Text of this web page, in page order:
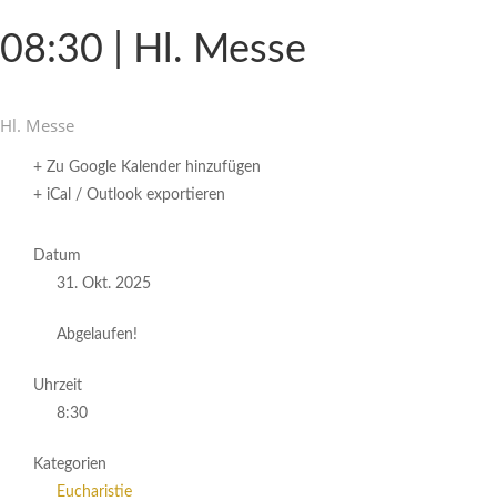
08:30 | Hl. Messe
Hl. Messe
+ Zu Google Kalender hinzufügen
+ iCal / Outlook exportieren
Datum
31. Okt. 2025
Abgelaufen!
Uhrzeit
8:30
Kategorien
Eucharistie